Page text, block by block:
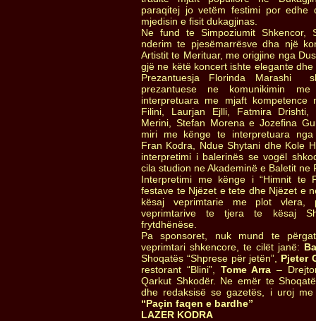
paraqitej jo vetëm festimi por edhe
mjedisin e fisit dukagjinas.
Ne fund te Simpoziumit Shkencor,
nderim te pjesëmarrësve dha një
Artistit te Merituar, me origjine nga
gjë ne këtë koncert ishte elegante
Prezantuesja Florinda Marashi
prezantuese ne komunikimin
interpretuara me mjaft kompetence
Filini, Laurjan Ejlli, Fatmira Drishti,
Merini, Stefan Morena e Jozefina
miri me kënge te interpretuara nga
Fran Kodra, Ndue Shytani dhe Kole
interpretimi i balerinës se vogël
cila studion ne Akademinë e Baletit ne
Interpretimi me kënge i “Himnit te
festave te Njëzet e tete dhe Njëzet e
kësaj veprimtarie me plot vlera,
veprimtarive te tjera te kësaj
frytdhënëse.
Pa sponsoret, nuk mund te
veprimtari shkencore, te cilët janë:
Shoqatës “Shprese për jetën”, Pjeter
restorant “Blini”, Tome Arra –
Qarkut Shkodër. Ne emër te
dhe redaksisë se gazetës, i uroj me
“Paçin faqen e bardhe”
LAZER KODRA